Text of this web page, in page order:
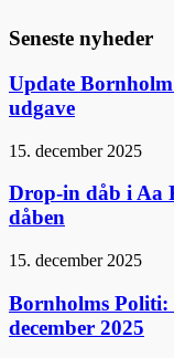
Seneste nyheder
Update
udgave
15. december 2025
Drop-in dåb i Aa
dåben
15. december 2025
Bornholms
december 2025